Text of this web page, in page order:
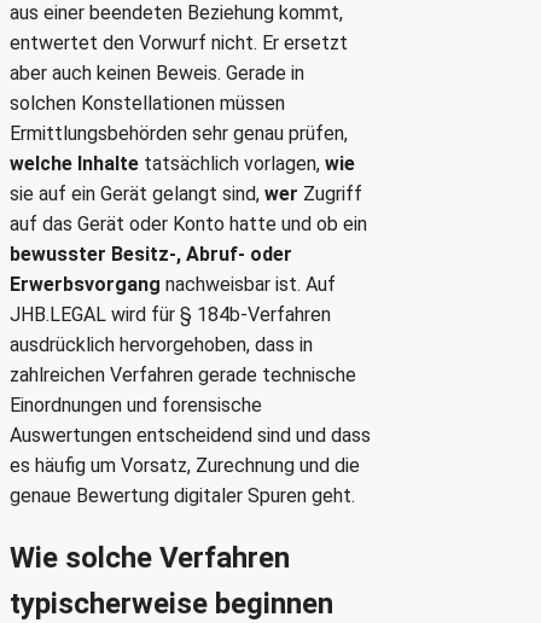
aus einer beendeten Beziehung kommt,
entwertet den Vorwurf nicht. Er ersetzt
aber auch keinen Beweis. Gerade in
solchen Konstellationen müssen
Ermittlungsbehörden sehr genau prüfen,
welche Inhalte tatsächlich vorlagen, wie
sie auf ein Gerät gelangt sind, wer Zugriff
auf das Gerät oder Konto hatte und ob ein
bewusster Besitz-, Abruf- oder
Erwerbsvorgang nachweisbar ist. Auf
JHB.LEGAL wird für § 184b-Verfahren
ausdrücklich hervorgehoben, dass in
zahlreichen Verfahren gerade technische
Einordnungen und forensische
Auswertungen entscheidend sind und dass
es häufig um Vorsatz, Zurechnung und die
genaue Bewertung digitaler Spuren geht.
Wie solche Verfahren
typischerweise beginnen